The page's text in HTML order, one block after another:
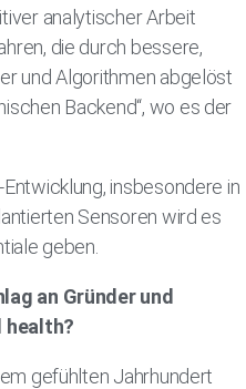
analytischer Arbeit
die durch bessere,
und Algorithmen abgelöst
Backend“, wo es der
insbesondere in
Sensoren wird es
geben.
an Gründer und
health?
gefühlten Jahrhundert